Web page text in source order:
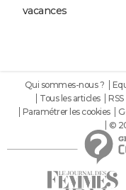
vacances
Qui sommes-nous ?
Tous les articles
RSS
Paramétrer les cookies
©